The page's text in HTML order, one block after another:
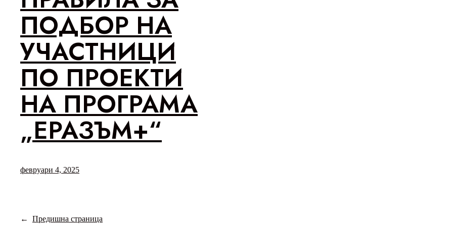
ПОДБОР НА
УЧАСТНИЦИ
ПО ПРОЕКТИ
НА ПРОГРАМА
„ЕРАЗЪМ+“
февруари 4, 2025
← Предишна страница